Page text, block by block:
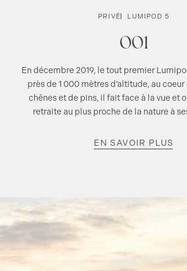
PRIVÉ LUMIPOD 5
001
En décembre 2019, le tout premier
près de 1 000 mètres d’altitude, au coeur
chênes et de pins, il fait face à la vue et
retraite au plus proche de la nature à
EN SAVOIR PLUS